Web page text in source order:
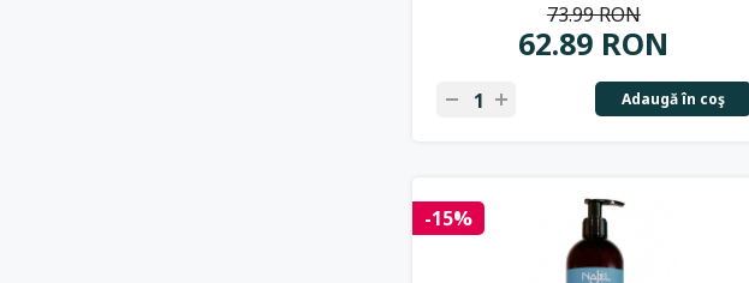
62.89 RON
73.99 RON
Adaugă în coş
-15%